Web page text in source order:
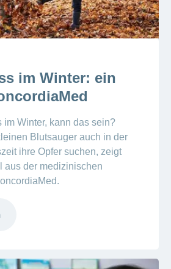
im Winter: ein
im Winter, kann das sein?
Blutsauger auch in der
ihre Opfer suchen, zeigt
aus der medizinischen